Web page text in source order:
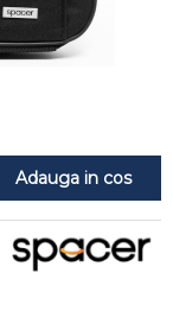
Adauga in cos